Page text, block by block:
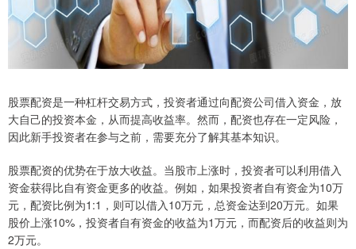
股票配资是一种杠杆交易方式，投资者通过向配资公司借入资金，放
大自己的投资本金，从而提高收益率。然而，配资也存在一定风险，
因此新手投资者在参与之前，需要充分了解其基本知识。
股票配资的优势在于放大收益。当股市上涨时，投资者可以利用借入
资金获得比自有资金更多的收益。例如，如果投资者自有资金为10万
元，配资比例为1:1，则可以借入10万元，总资金达到20万元。如果
股价上涨10%，投资者自有资金的收益为1万元，而配资后的收益则为
2万元。